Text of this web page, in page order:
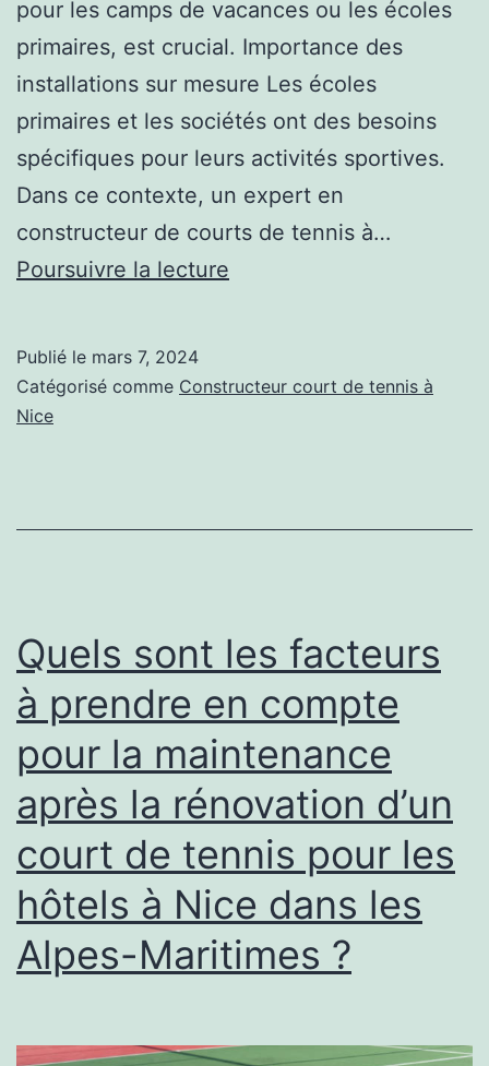
pour les camps de vacances ou les écoles
primaires, est crucial. Importance des
installations sur mesure Les écoles
primaires et les sociétés ont des besoins
spécifiques pour leurs activités sportives.
Dans ce contexte, un expert en
constructeur de courts de tennis à…
Poursuivre la lecture
personnalisation
courts
pour
un
constructeur
d’un
de
tennis
à
Nice,
dans
Alpes-
Publié le mars 7, 2024
Catégorisé comme Constructeur court de tennis à
Nice
Quels sont les facteurs
à prendre en compte
pour la maintenance
après la rénovation d’un
court de tennis pour les
hôtels à Nice dans les
Alpes-Maritimes ?